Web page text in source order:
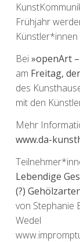
Frühjahr
Bei»openArt
am Freitag,
des
mit den
Mehr
www.da-
Lebendige
(?)
von Stephanie
Wedel